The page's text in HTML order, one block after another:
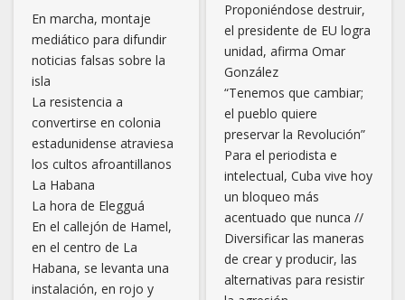
En marcha, montaje
mediático para difundir
noticias falsas sobre la
isla
La resistencia a
convertirse en colonia
estadunidense atraviesa
los cultos afroantillanos
La Habana
La hora de Elegguá
En el callejón de Hamel,
en el centro de La
Habana, se levanta una
instalación, en rojo y
Proponiéndose destruir,
el presidente de EU logra
unidad, afirma Omar
González
“Tenemos que cambiar;
el pueblo quiere
preservar la Revolución”
Para el periodista e
intelectual, Cuba vive hoy
un bloqueo más
acentuado que nunca //
Diversificar las maneras
de crear y producir, las
alternativas para resistir